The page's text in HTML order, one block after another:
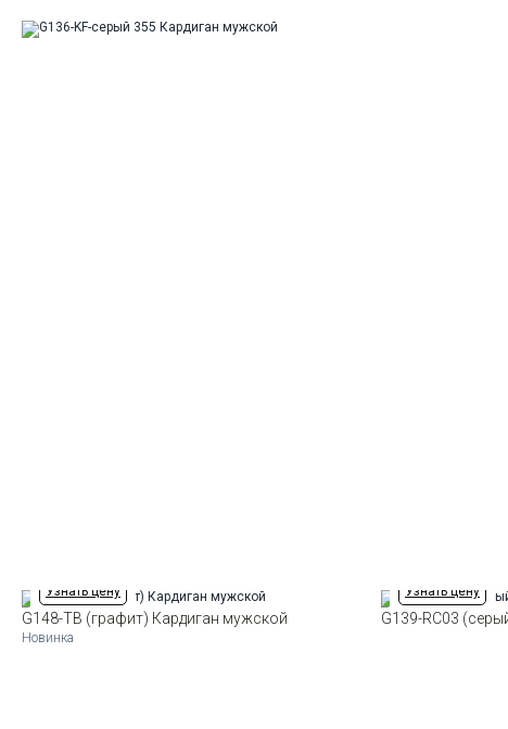
Узнать цену
G148-TB (графит) Кардиган мужской
Новинка
Узнать цену
G139-RC03